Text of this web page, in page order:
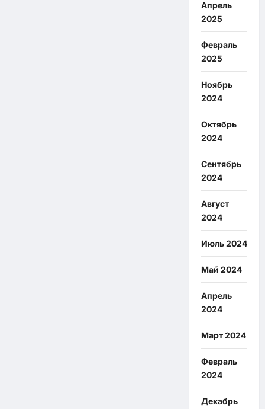
Апрель
2025
Февраль
2025
Ноябрь
2024
Октябрь
2024
Сентябрь
2024
Август
2024
Июль 2024
Май 2024
Апрель
2024
Март 2024
Февраль
2024
Декабрь